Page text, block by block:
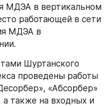
МДЭА в вертикальном
работающей в сети
МДЭА в
Шуртанского
проведены работы
«Абсорбер»
а также на входных и